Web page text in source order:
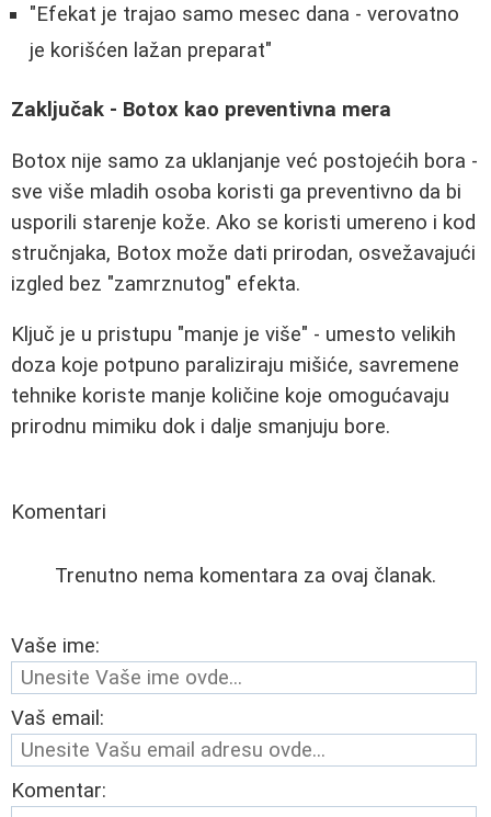
"Efekat je trajao samo mesec dana - verovatno
je korišćen lažan preparat"
Zaključak - Botox kao preventivna mera
Botox nije samo za uklanjanje već postojećih bora -
sve više mladih osoba koristi ga preventivno da bi
usporili starenje kože. Ako se koristi umereno i kod
stručnjaka, Botox može dati prirodan, osvežavajući
izgled bez "zamrznutog" efekta.
Ključ je u pristupu "manje je više" - umesto velikih
doza koje potpuno paraliziraju mišiće, savremene
tehnike koriste manje količine koje omogućavaju
prirodnu mimiku dok i dalje smanjuju bore.
Komentari
Trenutno nema komentara za ovaj članak.
Vaše ime:
Vaš email:
Komentar: